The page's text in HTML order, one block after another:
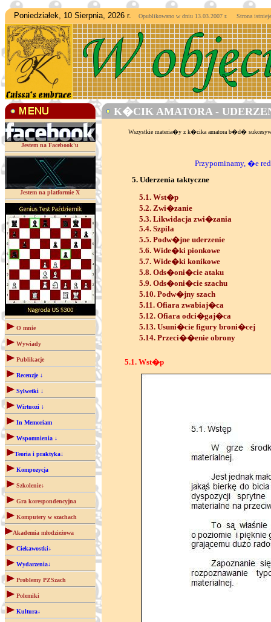
Poniedziałek, 10 Sierpnia, 2026 r. Opublikowano w dniu 13.03.2007 r. Strona
Jestem na Facebook'u
Jestem na platformie X
O mnie
Wywiady
Publikacje
Recenzje ↓
Sylwetki ↓
Wirtuozi ↓
In Memoriam
Wspomnienia ↓
Teoria i praktyka↓
Kompozycja
Szkolenie↓
Gra korespondencyjna
Komputery w szachach
Akademia młodzieżowa
Ciekawostki↓
Wydarzenia↓
Problemy PZSzach
Polemiki
Kultura↓
K�CIK AMATORA -
Wszystkie materia�y z k�cika amatora b�d�
Przypominamy, �e
5. Uderzenia taktyczne
5.1. Wst�p
5.2. Zwi�zanie
5.3. Likwidacja zwi�zania
5.4. Szpila
5.5. Podw�jne uderzenie
5.6. Wide�ki pionkowe
5.7. Wide�ki konikowe
5.8. Ods�oni�cie ataku
5.9. Ods�oni�cie szachu
5.10. Podw�jny szach
5.11. Ofiara zwabiaj�ca
5.12. Ofiara odci�gaj�ca
5.13. Usuni�cie figury broni�cej
5.14. Przeci��enie obrony
5.1. Wst�p